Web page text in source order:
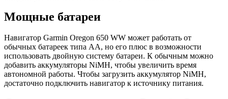
Мощные батареи
Навигатор Garmin Oregon 650 WW может работать от
обычных батареек типа АА, но его плюс в возможности
использовать двойную систему батареи. К обычным можно
добавить аккумуляторы NiMH, чтобы увеличить время
автономной работы. Чтобы загрузить аккумулятор NiMH,
достаточно подключить навигатор к источнику питания.